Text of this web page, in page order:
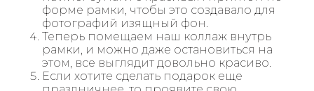
форме рамки, чтобы это создавало для
фотографий изящный фон.
Теперь помещаем наш коллаж внутрь
рамки, и можно даже остановиться на
этом, все выглядит довольно красиво.
Если хотите сделать подарок еще